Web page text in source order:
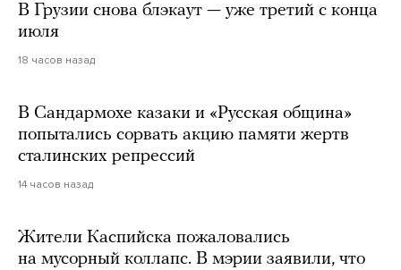
В Грузии снова блэкаут — уже третий с конца
июля
18 часов назад
В Сандармохе казаки и «Русская община»
попытались сорвать акцию памяти жертв
сталинских репрессий
14 часов назад
Жители Каспийска пожаловались
на мусорный коллапс. В мэрии заявили, что